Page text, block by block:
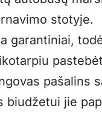
stotyje.
garantiniai,
pašalins
biudžetui jie